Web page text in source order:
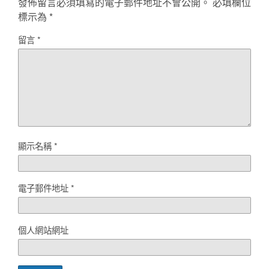
標示為 *
留言*
顯示名稱*
電子郵件地址*
個人網站網址